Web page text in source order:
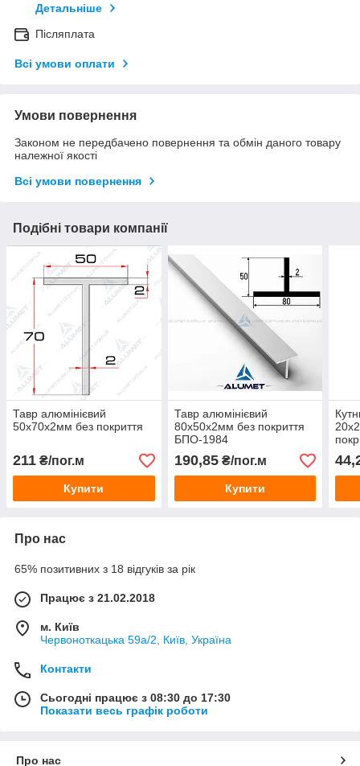
Детальніше
Післяплата
Всі умови оплати
Умови повернення
Законом не передбачено повернення та обмін даного товару
належної якості
Всі умови повернення
Подібні товари компанії
Тавр алюмінієвий
50х70х2мм без покриття
211 ₴/пог.м
Купити
Тавр алюмінієвий
80х50х2мм без покриття
БПО-1984
190,85₴/пог.м
Купити
Про нас
65% позитивних з 18 відгуків за рік
Працює з 21.02.2018
м. Київ
Червоноткацька 59а/2, Київ, Україна
Контакти
Сьогодні працює з 08:30 до 17:30
Показати весь графік роботи
Про нас